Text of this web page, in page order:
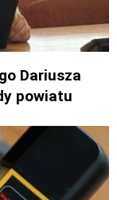
Dariusza
powiatu